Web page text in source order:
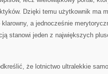
Dzięki temu użytkownik ma
a jednocześnie
stanowi jeden z największych
że lotnictwo ultralekkie